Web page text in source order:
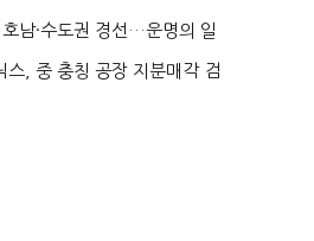
천지 오...
남·수도권 경선…운명의 일
스, 중 충칭 공장 지분매각 검